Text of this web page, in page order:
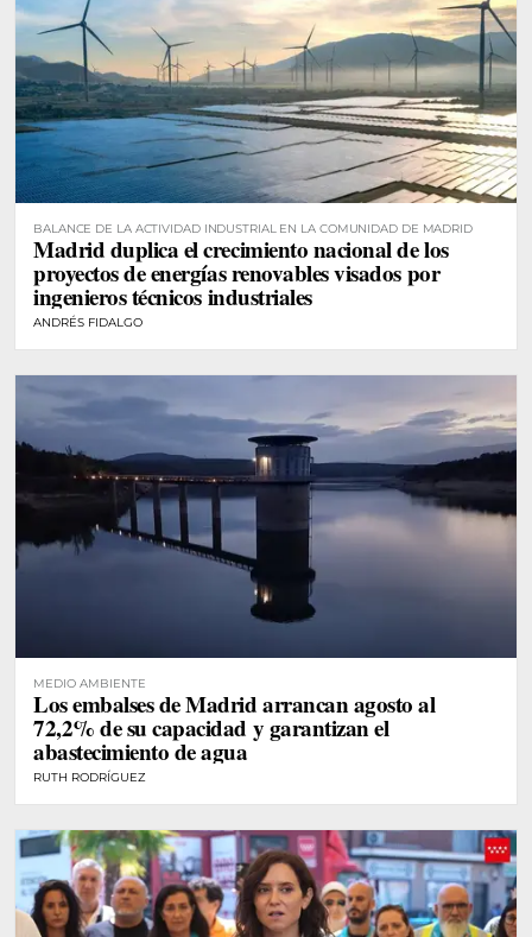
BALANCE DE LA ACTIVIDAD INDUSTRIAL EN LA COMUNIDAD DE MADRID
Madrid duplica el crecimiento nacional de los
proyectos de energías renovables visados por
ingenieros técnicos industriales
ANDRÉS FIDALGO
MEDIO AMBIENTE
Los embalses de Madrid arrancan agosto al
72,2% de su capacidad y garantizan el
abastecimiento de agua
RUTH RODRÍGUEZ